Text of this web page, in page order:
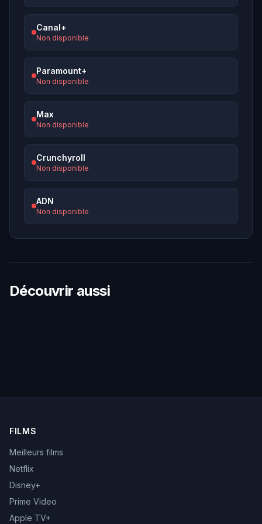
Canal+
Non disponible
Paramount+
Non disponible
Max
Non disponible
Crunchyroll
Non disponible
ADN
Non disponible
Découvrir aussi
FILMS
Meilleurs films
Netflix
Disney+
Prime Video
Apple TV+